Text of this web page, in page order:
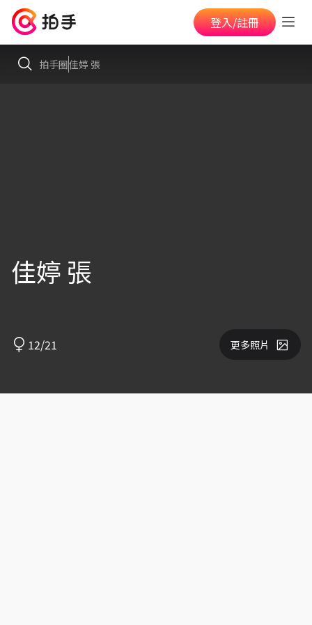
登入/註冊
拍手圈佳婷 張
佳婷 張
12/21 更多照片